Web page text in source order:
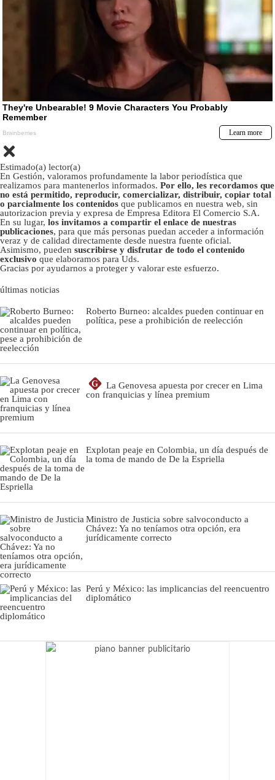
Estimado(a) lector(a)
En Gestión, valoramos profundamente la labor periodística que
realizamos para mantenerlos informados. Por ello, les recordamos que
no está permitido, reproducir, comercializar, distribuir, copiar total
o parcialmente los contenidos que publicamos en nuestra web, sin
autorizacion previa y expresa de Empresa Editora El Comercio S.A.
En su lugar, los invitamos a compartir el enlace de nuestras
publicaciones, para que más personas puedan acceder a información
veraz y de calidad directamente desde nuestra fuente oficial.
Asimismo, pueden suscribirse y disfrutar de todo el contenido
exclusivo que elaboramos para Uds.
Gracias por ayudarnos a proteger y valorar este esfuerzo.
últimas noticias
Roberto Burneo: alcaldes pueden continuar en
política, pese a prohibición de reelección
G
La Genovesa apuesta por crecer en Lima
con franquicias y línea premium
Explotan peaje en Colombia, un día después de
la toma de mando de De la Espriella
Ministro de Justicia sobre salvoconducto a
Chávez: Ya no teníamos otra opción, era
jurídicamente correcto
Perú y México: las implicancias del reencuentro
diplomático